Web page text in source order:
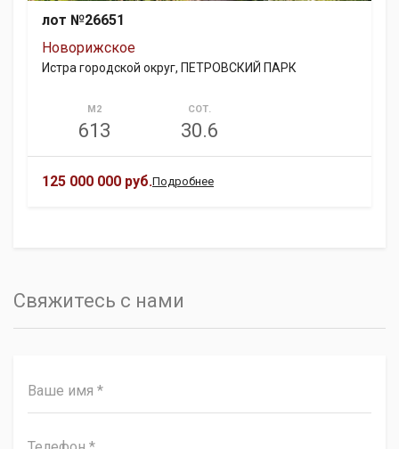
лот №26651
Новорижское
Истра городской округ, ПЕТРОВСКИЙ ПАРК
М2
613
СОТ.
30.6
125 000 000 руб.Подробнее
Свяжитесь с нами